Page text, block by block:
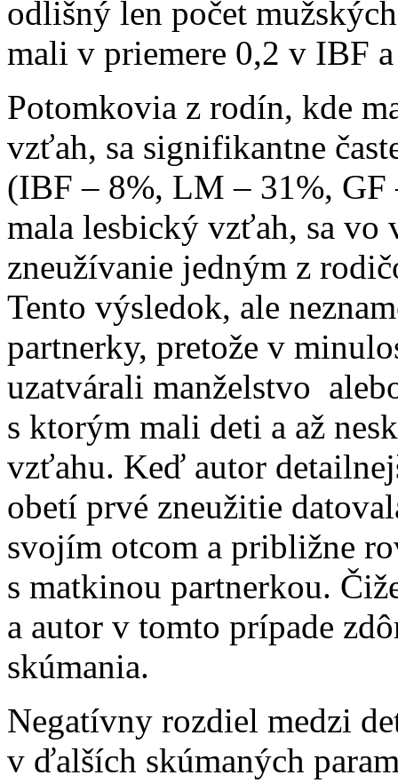
odlišný len počet
mali v priemere 0,2 v IBF
Potomkovia z rodín, kde
vzťah, sa signifikantne
(IBF – 8%, LM – 31%, GF
mala lesbický vzťah, sa vo
zneužívanie jedným z
Tento výsledok, ale
partnerky, pretože v
uzatvárali manželstvo
s ktorým mali deti a až
vzťahu. Keď autor
obetí prvé zneužitie
svojím otcom a približne
s matkinou partnerkou.
a autor v tomto prípade
skúmania.
Negatívny rozdiel medzi
v ďalších skúmaných